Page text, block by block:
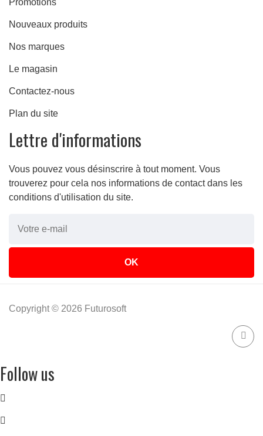
Nouveaux produits
Nos marques
Le magasin
Contactez-nous
Plan du site
Lettre d'informations
Vous pouvez vous désinscrire à tout moment. Vous
trouverez pour cela nos informations de contact dans les
conditions d'utilisation du site.
Copyright © 2026 Futurosoft
Follow us